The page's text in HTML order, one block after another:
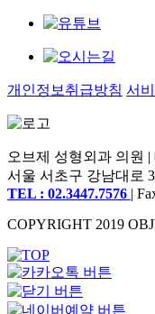
개인정보취급방침 서
오브제 성형외과 의원 |
서울 서초구 강남대로
TEL : 02.3447.7576 |
COPYRIGHT 2019